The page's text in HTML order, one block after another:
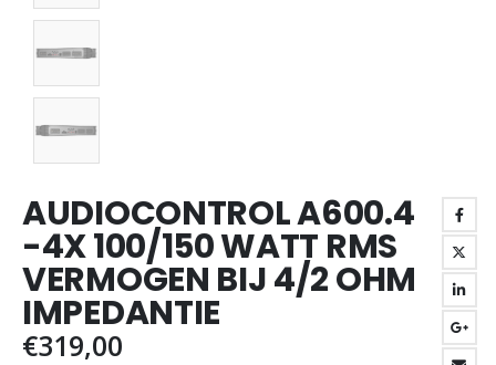
AUDIOCONTROL A600.4
-4X 100/150 WATT RMS
VERMOGEN BIJ 4/2 OHM
IMPEDANTIE
€319,00